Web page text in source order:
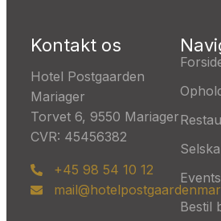
Events
Bestil
Kontakt os
Hotel Postgaarden
Mariager
Torvet 6, 9550 Mariager
CVR: 45456382
+45 98 54 10 12